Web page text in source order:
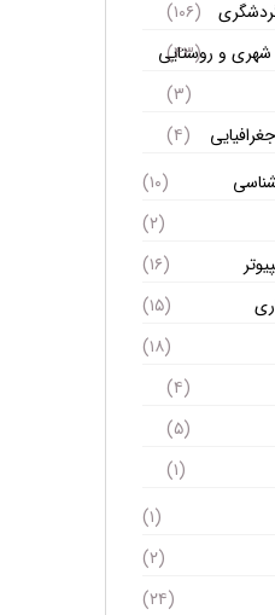
(۱۰۶)
و روستایی
(۴۳)
(۳)
(۴)
(۱۰)
(۲)
(۱۶)
(۱۵)
(۱۸)
(۴)
(۵)
(۱)
(۱)
(۲)
(۲۴)